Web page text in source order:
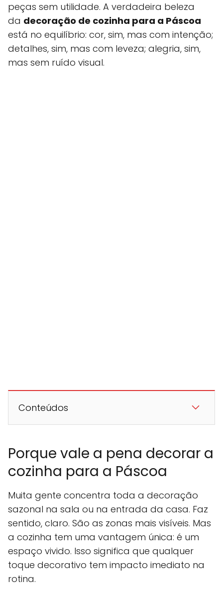
peças sem utilidade. A verdadeira beleza
da decoração de cozinha para a Páscoa
está no equilíbrio: cor, sim, mas com intenção;
detalhes, sim, mas com leveza; alegria, sim,
mas sem ruído visual.
Conteúdos
Porque vale a pena decorar a
cozinha para a Páscoa
Muita gente concentra toda a decoração
sazonal na sala ou na entrada da casa. Faz
sentido, claro. São as zonas mais visíveis. Mas
a cozinha tem uma vantagem única: é um
espaço vivido. Isso significa que qualquer
toque decorativo tem impacto imediato na
rotina.